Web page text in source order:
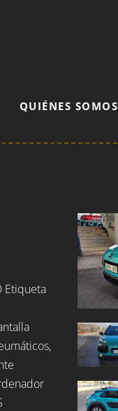
QUIÉNES SOMOS
Etiqueta